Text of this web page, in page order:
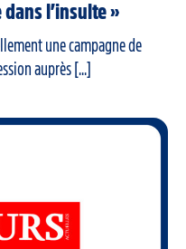
l’insulte »
une campagne de
auprès [...]